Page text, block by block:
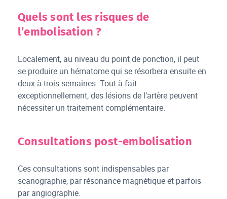
Quels sont les risques de
l’embolisation ?
Localement, au niveau du point de ponction, il peut
se produire un hématome qui se résorbera ensuite en
deux à trois semaines. Tout à fait
exceptionnellement, des lésions de l’artère peuvent
nécessiter un traitement complémentaire.
Consultations post-embolisation
Ces consultations sont indispensables par
scanographie, par résonance magnétique et parfois
par angiographie.